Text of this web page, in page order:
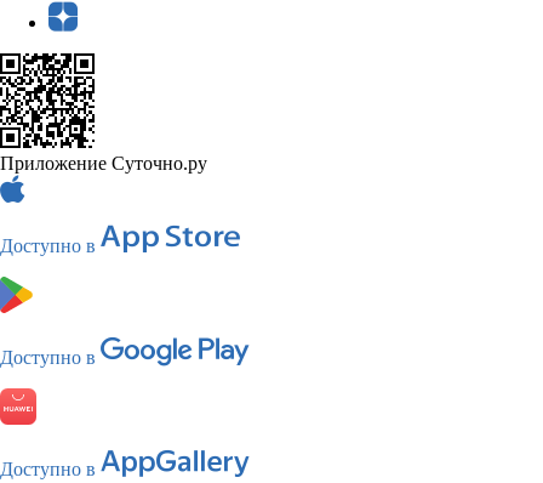
Приложение Суточно.ру
Доступно в
Доступно в
Доступно в